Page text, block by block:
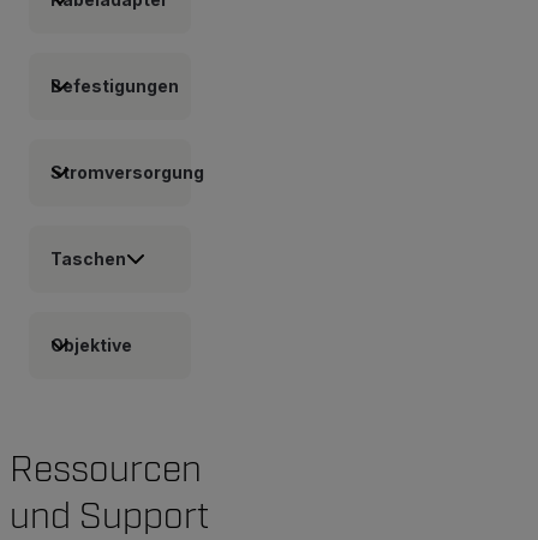
Befestigungen
Stromversorgung
Taschen
Objektive
Ressourcen
und Support